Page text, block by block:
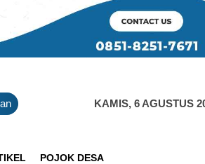
KAMIS, 6 AGUSTUS
POJOK DESA